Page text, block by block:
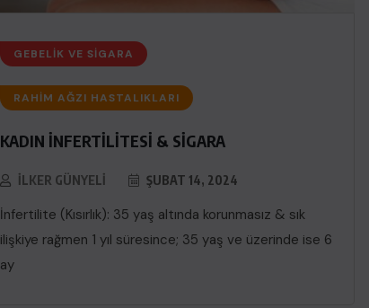
GEBELIK VE SIGARA
RAHIM AĞZI HASTALIKLARI
KADIN İNFERTİLİTESİ & SİGARA
İLKER GÜNYELI ŞUBAT 14, 2024
İnfertilite (Kısırlık): 35 yaş altında korunmasız & sık
ilişkiye rağmen 1 yıl süresince; 35 yaş ve üzerinde ise 6
ay